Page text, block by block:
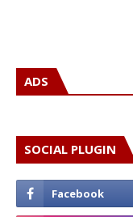
ADS
SOCIAL PLUGIN